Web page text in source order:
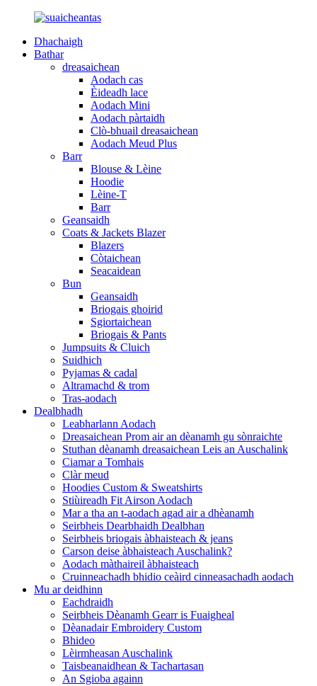
Dhachaigh
Bathar
dreasaichean
Aodach cas
Èideadh lace
Aodach Mini
Aodach pàrtaidh
Clò-bhuail dreasaichean
Aodach Meud Plus
Barr
Blouse & Lèine
Hoodie
Lèine-T
Barr
Geansaidh
Coats & Jackets Blazer
Blazers
Còtaichean
Seacaidean
Bun
Geansaidh
Briogais ghoirid
Sgiortaichean
Briogais & Pants
Jumpsuits & Cluich
Suidhich
Pyjamas & cadal
Altramachd & trom
Tras-aodach
Dealbhadh
Leabharlann Aodach
Dreasaichean Prom air an dèanamh gu sònraichte
Stuthan dèanamh dreasaichean Leis an Auschalink
Ciamar a Tomhais
Clàr meud
Hoodies Custom & Sweatshirts
Stiùireadh Fit Airson Aodach
Mar a tha an t-aodach agad air a dhèanamh
Seirbheis Dearbhaidh Dealbhan
Seirbheis briogais àbhaisteach & jeans
Carson deise àbhaisteach Auschalink?
Aodach màthaireil àbhaisteach
Cruinneachadh bhidio ceàird cinneasachadh aodach
Mu ar deidhinn
Eachdraidh
Seirbheis Dèanamh Gearr is Fuaigheal
Dèanadair Embroidery Custom
Bhideo
Lèirmheasan Auschalink
Taisbeanaidhean & Tachartasan
An Sgioba againn